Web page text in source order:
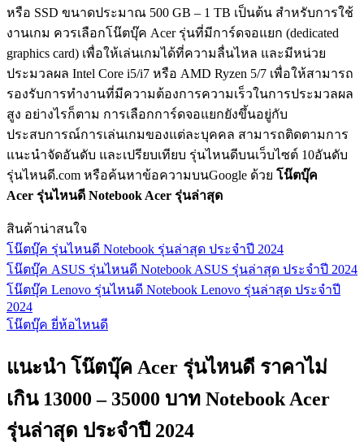
หรือ SSD ขนาดประมาณ 500 GB – 1 TB เป็นต้น สำหรับการใช้
งานเกม ควรเลือกโน๊ตบุ๊ค Acer รุ่นที่มีการ์ดจอแยก (dedicated
graphics card) เพื่อให้เล่นเกมได้ที่ความลื่นไหล และมีหน่วย
ประมวลผล Intel Core i5/i7 หรือ AMD Ryzen 5/7 เพื่อให้สามารถ
รองรับการทำงานที่มีความต้องการความเร็วในการประมวลผล
สูง อย่างไรก็ตาม การเลือกการ์ดจอแยกยังขึ้นอยู่กับ
ประสบการณ์การเล่นเกมของแต่ละบุคคล สามารถติดตามการ
แนะนำจัดอันดับ และเปรียบเทียบ รุ่นไหนดีบนเว็บไซต์ 10อันดับ
รุ่นไหนดี.com หรือค้นหาข้อความบนGoogle ด้วย โน๊ตบุ๊ค
Acer รุ่นไหนดี Notebook Acer รุ่นล่าสุด
สินค้าน่าสนใจ
โน๊ตบุ๊ค รุ่นไหนดี Notebook รุ่นล่าสุด ประจำปี 2024
โน๊ตบุ๊ค ASUS รุ่นไหนดี Notebook ASUS รุ่นล่าสุด ประจำปี 2024
โน๊ตบุ๊ค Lenovo รุ่นไหนดี Notebook Lenovo รุ่นล่าสุด ประจำปี
2024
โน๊ตบุ๊ค ยี่ห้อไหนดี
แนะนำ โน๊ตบุ๊ค Acer รุ่นไหนดี ราคาไม่
เกิน 13000 – 35000 บาท Notebook Acer
รุ่นล่าสุด ประจำปี 2024